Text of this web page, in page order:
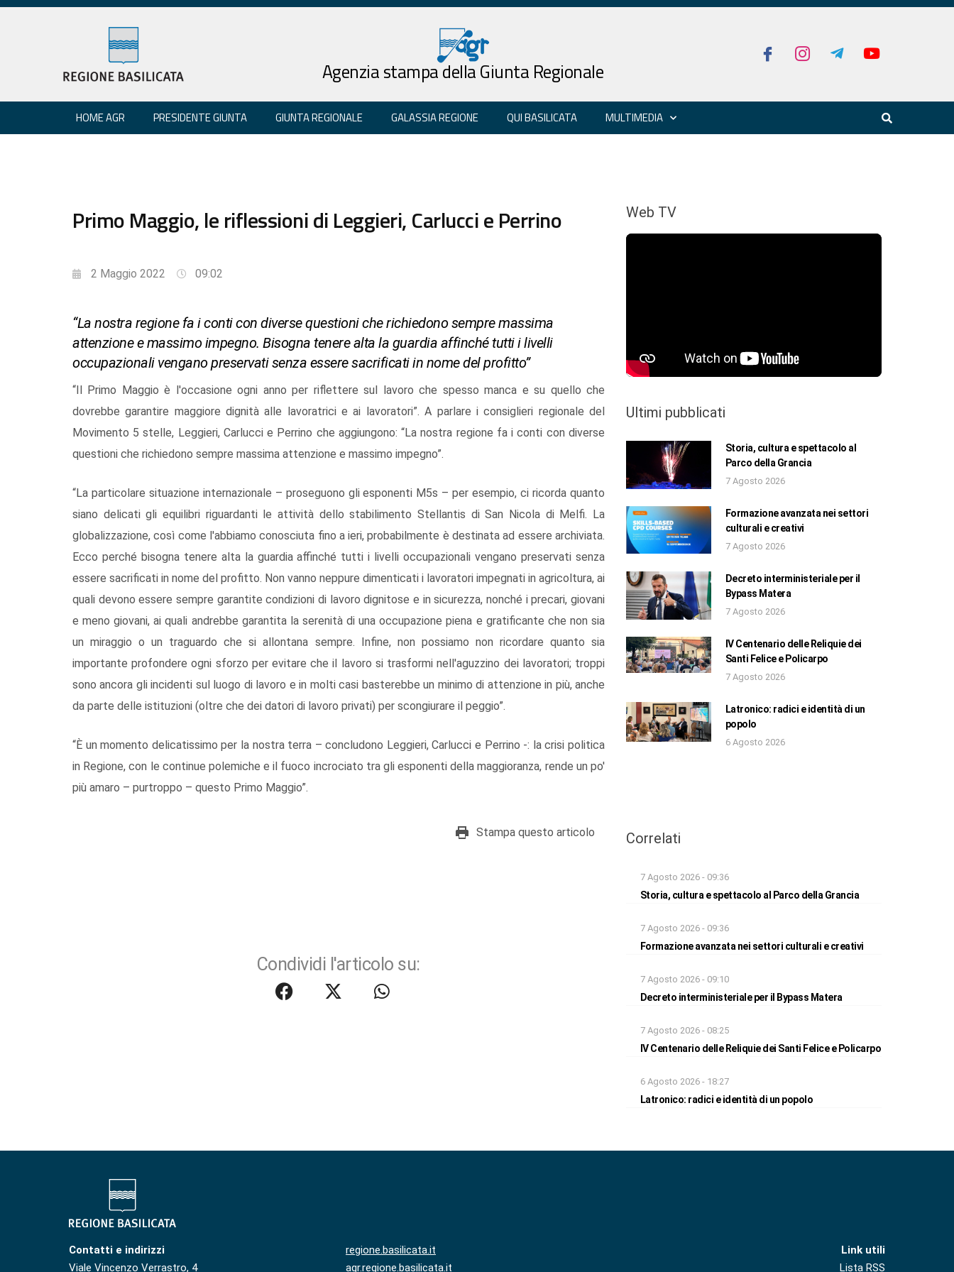
Agenzia stampa della Giunta Regionale
HOME AGR PRESIDENTE GIUNTA GIUNTA REGIONALE GALASSIA REGIONE QUI BASILICATA MULTIMEDIA
Primo Maggio, le riflessioni di Leggieri, Carlucci e Perrino
2 Maggio 2022 09:02
“La nostra regione fa i conti con diverse questioni che richiedono sempre massima
attenzione e massimo impegno. Bisogna tenere alta la guardia affinché tutti i livelli
occupazionali vengano preservati senza essere sacrificati in nome del profitto”
“Il Primo Maggio è l'occasione ogni anno per riflettere sul lavoro che spesso manca e su quello che
dovrebbe garantire maggiore dignità alle lavoratrici e ai lavoratori”. A parlare i consiglieri regionale del
Movimento 5 stelle, Leggieri, Carlucci e Perrino che aggiungono: “La nostra regione fa i conti con diverse
questioni che richiedono sempre massima attenzione e massimo impegno”.
“La particolare situazione internazionale – proseguono gli esponenti M5s – per esempio, ci ricorda quanto
siano delicati gli equilibri riguardanti le attività dello stabilimento Stellantis di San Nicola di Melfi. La
globalizzazione, così come l'abbiamo conosciuta fino a ieri, probabilmente è destinata ad essere archiviata.
Ecco perché bisogna tenere alta la guardia affinché tutti i livelli occupazionali vengano preservati senza
essere sacrificati in nome del profitto. Non vanno neppure dimenticati i lavoratori impegnati in agricoltura, ai
quali devono essere sempre garantite condizioni di lavoro dignitose e in sicurezza, nonché i precari, giovani
e meno giovani, ai quali andrebbe garantita la serenità di una occupazione piena e gratificante che non sia
un miraggio o un traguardo che si allontana sempre. Infine, non possiamo non ricordare quanto sia
importante profondere ogni sforzo per evitare che il lavoro si trasformi nell'aguzzino dei lavoratori; troppi
sono ancora gli incidenti sul luogo di lavoro e in molti casi basterebbe un minimo di attenzione in più, anche
da parte delle istituzioni (oltre che dei datori di lavoro privati) per scongiurare il peggio”.
“È un momento delicatissimo per la nostra terra – concludono Leggieri, Carlucci e Perrino -: la crisi politica
in Regione, con le continue polemiche e il fuoco incrociato tra gli esponenti della maggioranza, rende un po'
più amaro – purtroppo – questo Primo Maggio”.
Stampa questo articolo
Condividi l'articolo su:
Web TV
Ultimi pubblicati
Storia, cultura e spettacolo al
Parco della Grancia
7 Agosto 2026
Formazione avanzata nei settori
culturali e creativi
7 Agosto 2026
Decreto interministeriale per il
Bypass Matera
7 Agosto 2026
IV Centenario delle Reliquie dei
Santi Felice e Policarpo
7 Agosto 2026
Latronico: radici e identità di un
popolo
6 Agosto 2026
Correlati
7 Agosto 2026 - 09:36
Storia, cultura e spettacolo al Parco della Grancia
7 Agosto 2026 - 09:36
Formazione avanzata nei settori culturali e creativi
7 Agosto 2026 - 09:10
Decreto interministeriale per il Bypass Matera
7 Agosto 2026 - 08:25
IV Centenario delle Reliquie dei Santi Felice e Policarpo
6 Agosto 2026 - 18:27
Latronico: radici e identità di un popolo
Contatti e indirizzi
Viale Vincenzo Verrastro, 4
regione.basilicata.it
agr.regione.basilicata.it
Link utili
Lista RSS